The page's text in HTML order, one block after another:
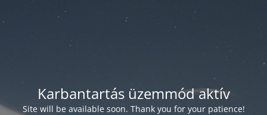
Karbantartás üzemmód aktív
Site will be available soon. Thank you for your patience!